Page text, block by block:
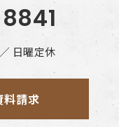
日曜定休
料請求